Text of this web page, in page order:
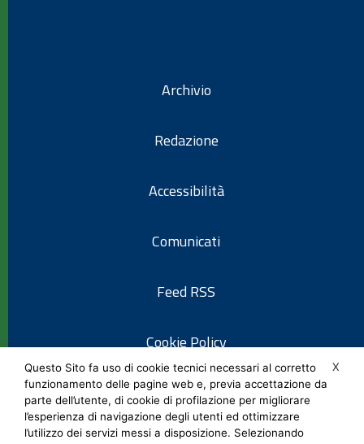
Archivio
Redazione
Accessibilità
Comunicati
Feed RSS
Cookie Policy
Informativa privacy
X
Questo Sito fa uso di cookie tecnici necessari al corretto
funzionamento delle pagine web e, previa accettazione da
parte dell’utente, di cookie di profilazione per migliorare
l’esperienza di navigazione degli utenti ed ottimizzare
l’utilizzo dei servizi messi a disposizione. Selezionando